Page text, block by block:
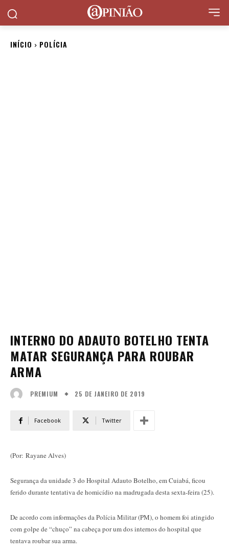
INÍCIO POLÍCIA
INTERNO DO ADAUTO BOTELHO TENTA
MATAR SEGURANÇA PARA ROUBAR
ARMA
PREMIUM 25 DE JANEIRO DE 2019
Facebook Twitter
(Por: Rayane Alves)
Segurança da unidade 3 do Hospital Adauto Botelho, em Cuiabá, ficou
ferido durante tentativa de homicídio na madrugada desta sexta-feira (25).
De acordo com informações da Polícia Militar (PM), o homem foi atingido
com golpe de “chuço” na cabeça por um dos internos do hospital que
tentava roubar sua arma.